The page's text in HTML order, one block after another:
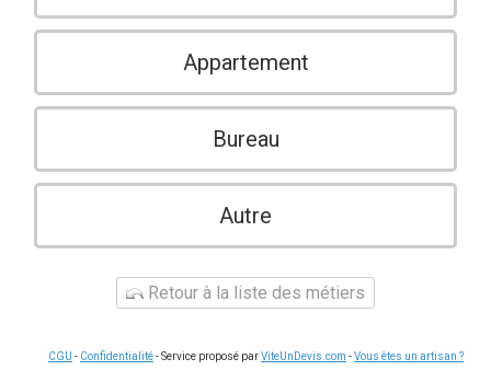
Appartement
Bureau
Autre
Retour à la liste des métiers
CGU - Confidentialité- Service proposé parViteUnDevis.com -Vous êtes un artisan ?